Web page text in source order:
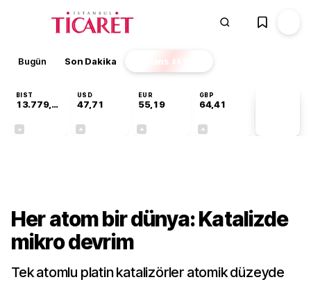
Bugün Son Dakika Finans EKSTRA
BIST
13.779,39
USD
47,71
EUR
55,19
GBP
64,41
Her atom bir dünya: Katalizde
mikro devrim
Tek atomlu platin katalizörler atomik düzeyde